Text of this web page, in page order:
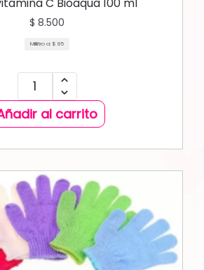
$ 8.500
Mililitro a: $ 85
al carrito